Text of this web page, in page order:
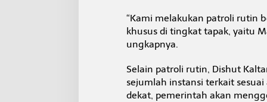
“Kami melakukan patroli rutin
khusus di tingkat tapak, yaitu
ungkapnya.
Selain patroli rutin, Dishut
sejumlah instansi terkait
dekat, pemerintah akan